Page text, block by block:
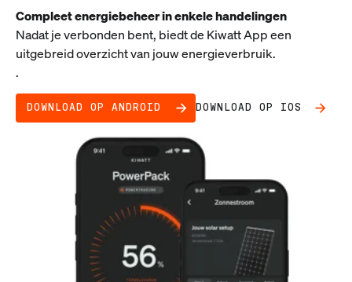
Compleet energiebeheer in enkele handelingen
Nadat je verbonden bent, biedt de Kiwatt App een
uitgebreid overzicht van jouw energieverbruik.
.
DOWNLOAD OP ANDROID DOWNLOAD OP IOS